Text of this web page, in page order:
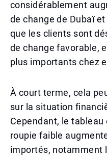
considérablement
de change de Dubaï
que les clients sont
de change favorable,
plus importants chez
À court terme, cela
sur la situation
Cependant, le
roupie faible
importés, notamment